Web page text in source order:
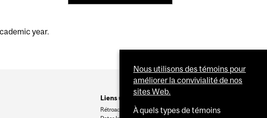
year.
Liens utiles
Rétroaction
Nous utilisons des témoins pour
améliorer la convivialité de nos
sites Web.
À quels types de témoins